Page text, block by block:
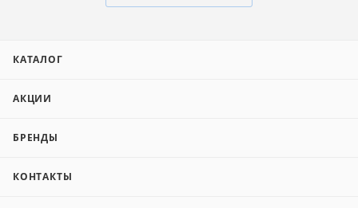
КАТАЛОГ
АКЦИИ
БРЕНДЫ
КОНТАКТЫ